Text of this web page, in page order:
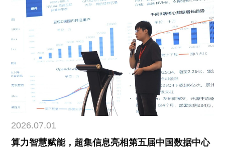
2026.07.01
算力智慧赋能，超集信息亮相第五届中国数据中心